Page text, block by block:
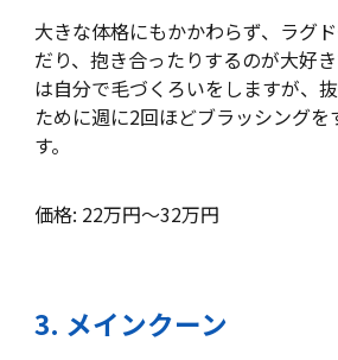
大きな体格にもかかわらず、ラグ
だり、抱き合ったりするのが大好
は自分で毛づくろいをしますが、
ために週に2回ほどブラッシングを
す。
価格: 22万円～32万円
3. メインクーン